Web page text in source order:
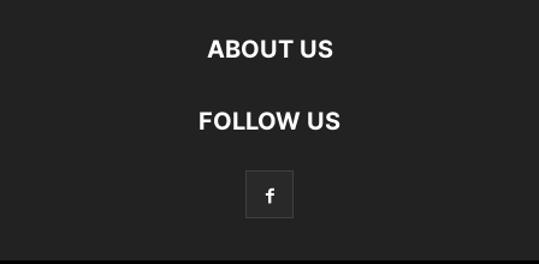
ABOUT US
FOLLOW US